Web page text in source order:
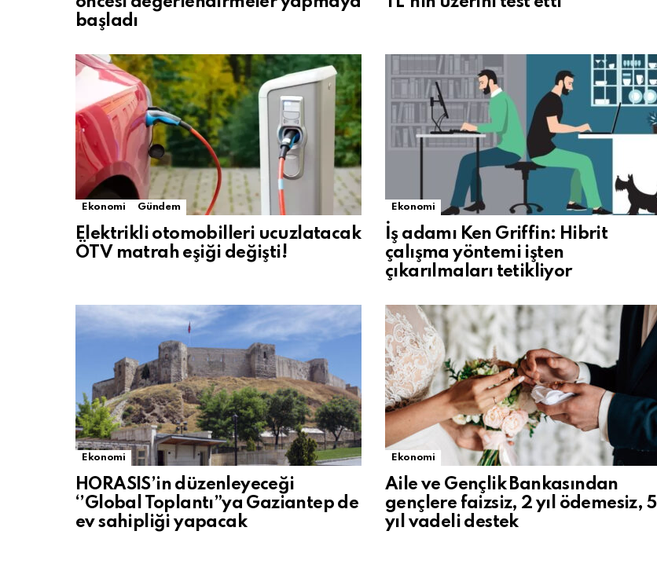
başladı
Ekonomi Gündem
Elektrikli otomobilleri ucuzlatacak
ÖTV matrah eşiği değişti!
Ekonomi
İş adamı Ken Griffin: Hibrit
çalışma yöntemi işten
çıkarılmaları tetikliyor
Ekonomi
HORASIS’in düzenleyeceği
‘’Global Toplantı”ya Gaziantep de
ev sahipliği yapacak
Ekonomi
Aile ve Gençlik Bankasından
gençlere faizsiz, 2 yıl ödemesiz, 5
yıl vadeli destek